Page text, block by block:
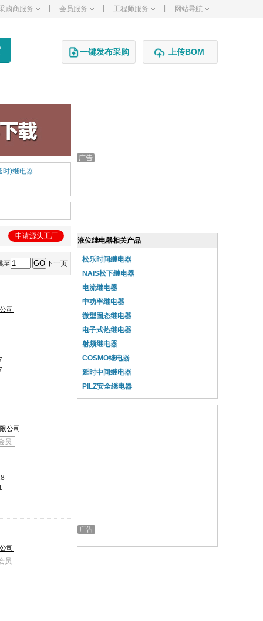
购商服务 会员服务 工程师服务 网站导航
一键发布采购 上传BOM
时)继电器
申请源头工厂
至 下一页
司
公司
员
司
员
液位继电器相关产品
松乐时间继电器
NAIS松下继电器
电流继电器
中功率继电器
微型固态继电器
电子式热继电器
射频继电器
COSMO继电器
延时中间继电器
PILZ安全继电器